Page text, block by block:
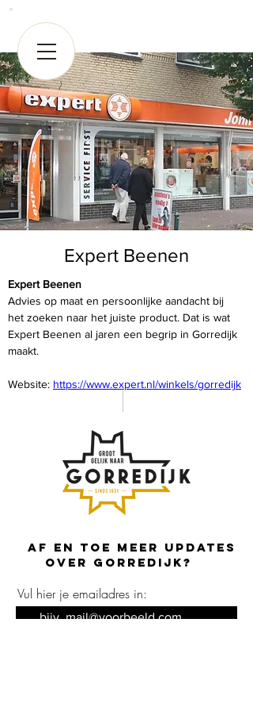
Expert Beenen
Expert Beenen
Advies op maat en persoonlijke aandacht bij
het zoeken naar het juiste product. Dat is wat
Expert Beenen al jaren een begrip in Gorredijk
maakt.
Website: https://www.expert.nl/winkels/gorredijk
Af en toe meer updates
over Gorredijk?
Vul hier je emailadres in: